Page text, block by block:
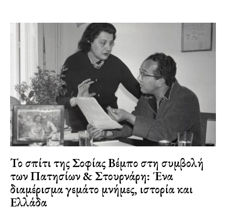
Το σπίτι της Σοφίας Βέμπο στη συμβολή
των Πατησίων & Στουρνάρη: Ένα
διαμέρισμα γεμάτο μνήμες, ιστορία και
Ελλάδα